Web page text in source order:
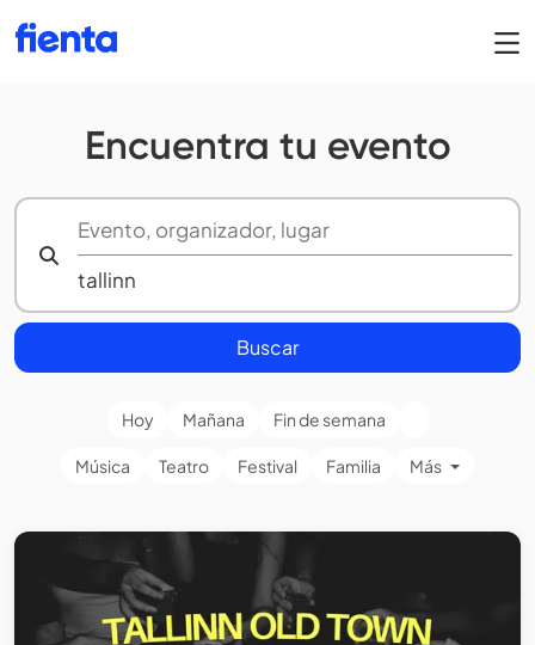
Encuentra tu evento
Buscar
Hoy Mañana Fin de semana
Música Teatro Festival Familia Más